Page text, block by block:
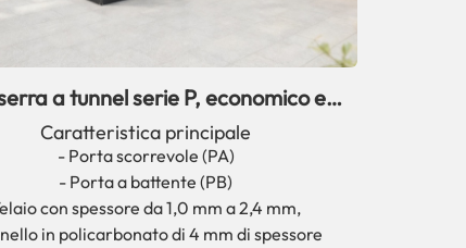
a tunnel serie P, economico e
facile da installare in giardino.
Caratteristica principale
- Porta scorrevole (PA)
- Porta a battente (PB)
con spessore da 1,0 mm a 2,4 mm,
in policarbonato di 4 mm di spessore